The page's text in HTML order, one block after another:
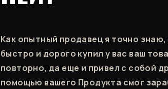
Как опытный продавец я точно
быстро и дорого купил у вас ваш
повторно, да еще и привел с собой
помощью вашего Продукта смог